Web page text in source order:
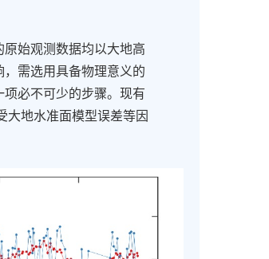
始观测数据均以大地高
需选用具备物理意义的
必不可少的步骤。现有
大地水准面模型误差等因